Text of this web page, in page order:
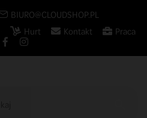
BIURO@CLOUDSHOP.PL
Hurt Kontakt Praca